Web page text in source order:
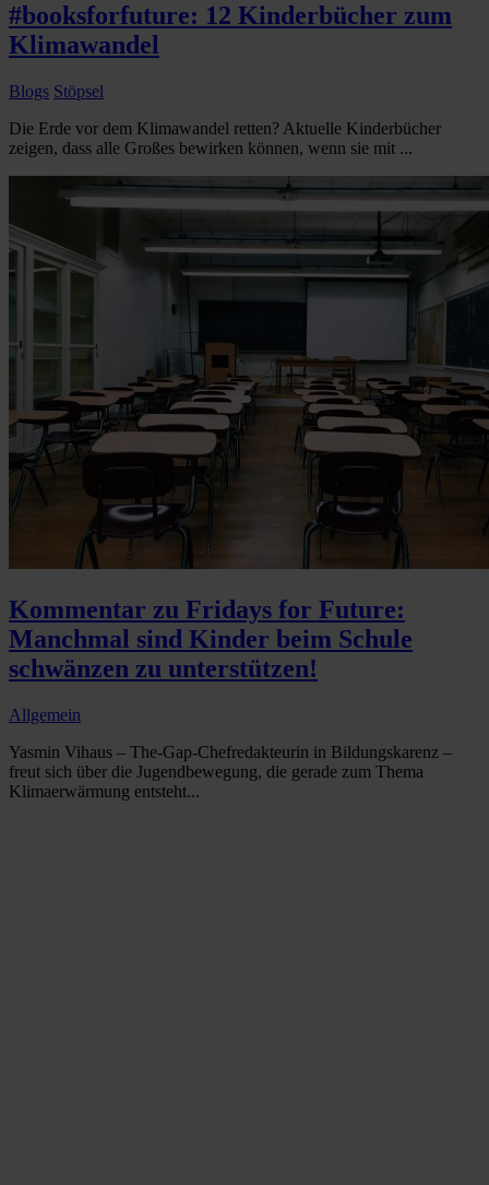
#booksforfuture: 12 Kinderbücher zum
Klimawandel
Blogs Stöpsel
Die Erde vor dem Klimawandel retten? Aktuelle Kinderbücher
zeigen, dass alle Großes bewirken können, wenn sie mit ...
Kommentar zu Fridays for Future:
Manchmal sind Kinder beim Schule
schwänzen zu unterstützen!
Allgemein
Yasmin Vihaus – The-Gap-Chefredakteurin in Bildungskarenz –
freut sich über die Jugendbewegung, die gerade zum Thema
Klimaerwärmung entsteht...